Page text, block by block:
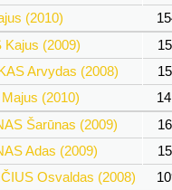
(2010)
Kajus (2009)
Arvydas (2008)
(2010)
Šarūnas (2009)
Adas (2009)
Osvaldas (2008)